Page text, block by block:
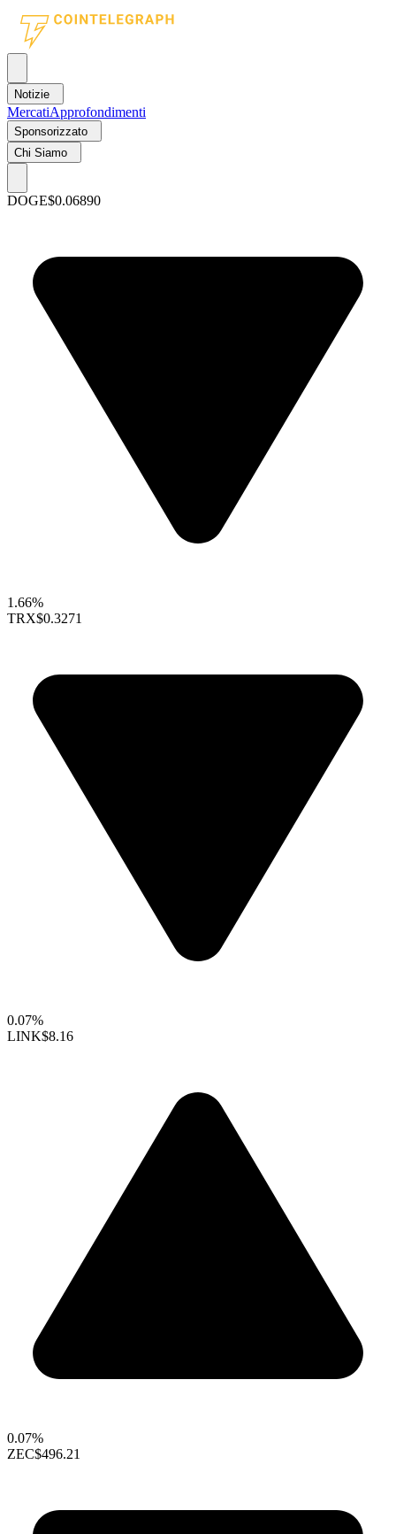
Notizie
MercatiApprofondimenti
Sponsorizzato
Chi Siamo
DOGE$0.06890
1.66%
TRX$0.3271
0.07%
LINK$8.16
0.07%
ZEC$496.21